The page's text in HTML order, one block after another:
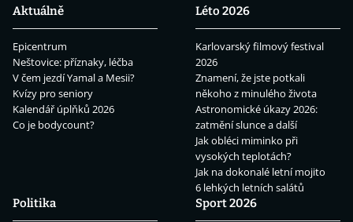
Aktuálně
Epicentrum
Neštovice: příznaky, léčba
V čem jezdí Yamal a Mesii?
Kvízy pro seniory
Kalendář úplňků 2026
Co je bodycount?
Léto 2026
Karlovarský filmový festival
2026
Znamení, že jste potkali
někoho z minulého života
Astronomické úkazy 2026:
zatmění slunce a další
Jak obléci miminko při
vysokých teplotách?
Jak na dokonalé letní mojito
6 lehkých letních salátů
Politika
Sport 2026